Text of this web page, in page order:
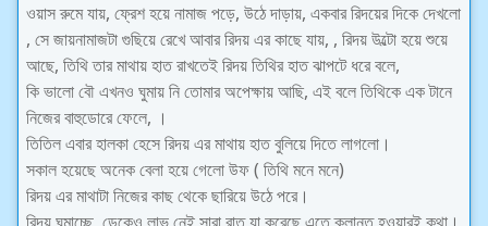
ওয়াস রুমে যায়, ফ্রেশ হয়ে নামাজ পড়ে, উঠে দাড়ায়, একবার রিদয়ের দিকে দেখলো
, সে জায়নামাজটা গুছিয়ে রেখে আবার রিদয় এর কাছে যায়, , রিদয় উল্টো হয়ে শুয়ে
আছে, তিথি তার মাথায় হাত রাখতেই রিদয় তিথির হাত ঝাপটে ধরে বলে,
কি ভালো বৌ এখনও ঘুমায় নি তোমার অপেক্ষায় আছি, এই বলে তিথিকে এক টানে
নিজের বাহুডোরে ফেলে, ।
তিতিল এবার হালকা হেসে রিদয় এর মাথায় হাত বুলিয়ে দিতে লাগলো।
সকাল হয়েছে অনেক বেলা হয়ে গেলো উফ ( তিথি মনে মনে)
রিদয় এর মাথাটা নিজের কাছ থেকে ছারিয়ে উঠে পরে।